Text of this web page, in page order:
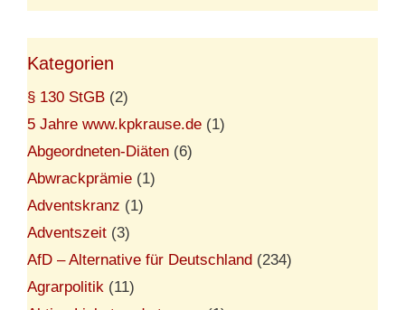
Kategorien
§ 130 StGB (2)
5 Jahre www.kpkrause.de (1)
Abgeordneten-Diäten (6)
Abwrackprämie (1)
Adventskranz (1)
Adventszeit (3)
AfD – Alternative für Deutschland (234)
Agrarpolitik (11)